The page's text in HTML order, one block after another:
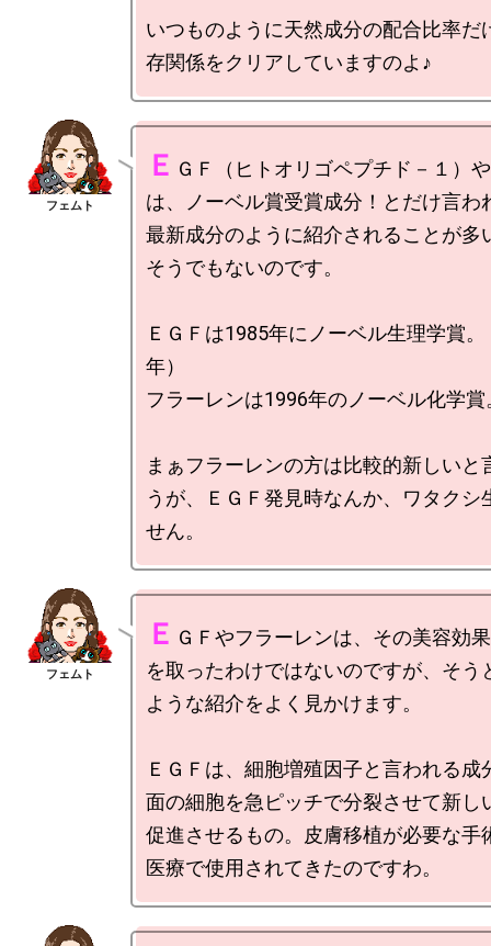
いつものように天然成分の配合比率だ
Ｅ ＧＦ（ヒトオリゴペプチド－１）
は、ノーベル賞受賞成分！とだけ言わ
最新成分のように紹介されることが多
そうでもないのです。
ＥＧＦは1985年にノーベル生理学賞
年）
フラーレンは1996年のノーベル化学賞
まぁフラーレンの方は比較的新しいと
うが、ＥＧＦ発見時なんか、ワタクシ
Ｅ ＧＦやフラーレンは、その美容効
を取ったわけではないのですが、そう
ような紹介をよく見かけます。
ＥＧＦは、細胞増殖因子と言われる成
面の細胞を急ピッチで分裂させて新し
促進させるもの。皮膚移植が必要な手